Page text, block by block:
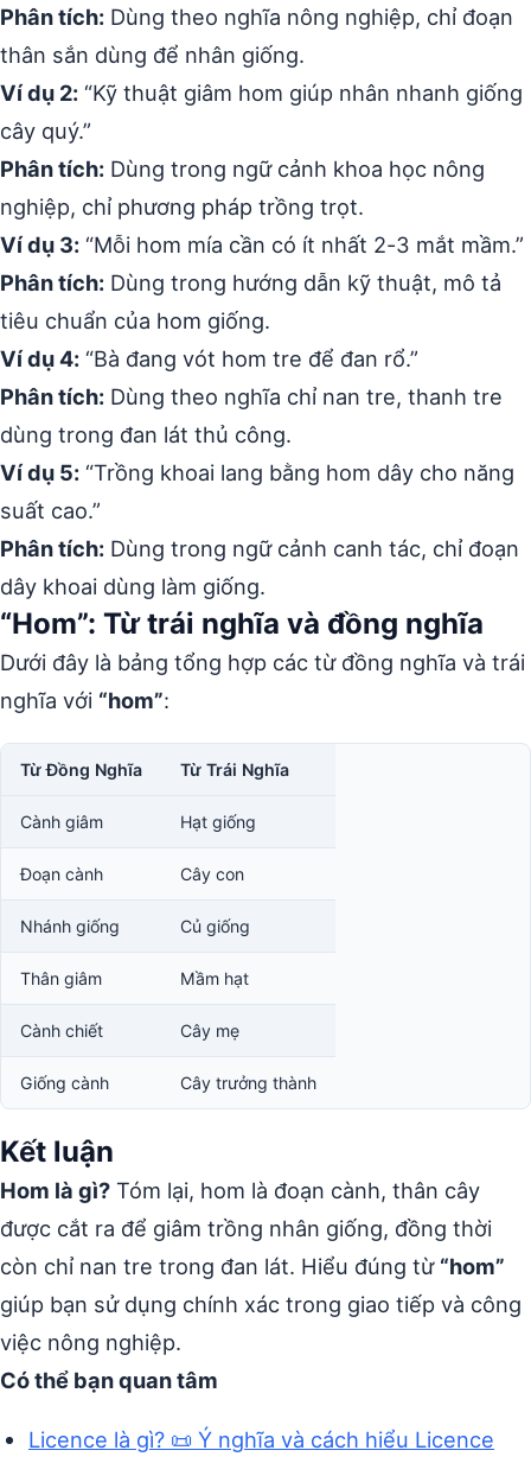
Phân tích: Dùng theo nghĩa nông nghiệp, chỉ đoạn
thân sắn dùng để nhân giống.
Ví dụ 2: “Kỹ thuật giâm hom giúp nhân nhanh giống
cây quý.”
Phân tích: Dùng trong ngữ cảnh khoa học nông
nghiệp, chỉ phương pháp trồng trọt.
Ví dụ 3: “Mỗi hom mía cần có ít nhất 2-3 mắt mầm.”
Phân tích: Dùng trong hướng dẫn kỹ thuật, mô tả
tiêu chuẩn của hom giống.
Ví dụ 4: “Bà đang vót hom tre để đan rổ.”
Phân tích: Dùng theo nghĩa chỉ nan tre, thanh tre
dùng trong đan lát thủ công.
Ví dụ 5: “Trồng khoai lang bằng hom dây cho năng
suất cao.”
Phân tích: Dùng trong ngữ cảnh canh tác, chỉ đoạn
dây khoai dùng làm giống.
“Hom”: Từ trái nghĩa và đồng nghĩa
Dưới đây là bảng tổng hợp các từ đồng nghĩa và trái
nghĩa với “hom”:
Từ Đồng Nghĩa Từ Trái Nghĩa
Cành giâm Hạt giống
Đoạn cành Cây con
Nhánh giống Củ giống
Thân giâm Mầm hạt
Cành chiết Cây mẹ
Giống cành Cây trưởng thành
Kết luận
Hom là gì? Tóm lại, hom là đoạn cành, thân cây
được cắt ra để giâm trồng nhân giống, đồng thời
còn chỉ nan tre trong đan lát. Hiểu đúng từ “hom”
giúp bạn sử dụng chính xác trong giao tiếp và công
việc nông nghiệp.
Có thể bạn quan tâm
Licence là gì? 📜 Ý nghĩa và cách hiểu Licence